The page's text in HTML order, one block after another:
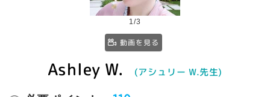
1/3
動画を見る
Ashley W. (アシュリー W.先生)